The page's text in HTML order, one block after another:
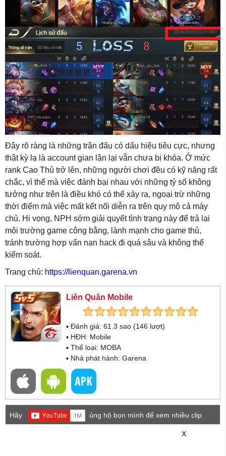
Đây rõ ràng là những trận đấu có dấu hiệu tiêu cực, nhưng
thật kỳ lạ là account gian lận lại vẫn chưa bị khóa. Ở mức
rank Cao Thủ trở lên, những người chơi đều có kỹ năng rất
chắc, vì thế mà việc đánh bại nhau với những tỷ số không
tưởng như trên là điều khó có thể xảy ra, ngoại trừ những
thời điểm mà việc mất kết nối diễn ra trên quy mô cả máy
chủ. Hi vọng, NPH sớm giải quyết tình trạng này để trả lại
môi trường game công bằng, lành mạnh cho game thủ,
tránh trường hợp vấn nạn hack đi quá sâu và không thể
kiểm soát.
Trang chủ: https://lienquan.garena.vn
Liên Quân Mobile
▪ Đánh giá: 61.3 sao (146 lượt)
▪ HĐH: Mobile
▪ Thể loại: MOBA
▪ Nhà phát hành: Garena
Hãy
ủng hộ bọn mình để xem nhiều clip
X